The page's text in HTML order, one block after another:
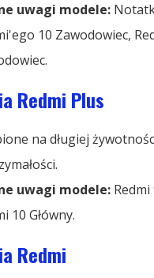
uwagi modele:
10 Zawodowiec,
Redmi Plus
na długiej
uwagi modele: Redmi
10 Główny.
Redmi